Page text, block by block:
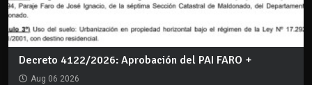
Decreto 4122/2026: Aprobación del PAI FARO +
Aug 06 2026